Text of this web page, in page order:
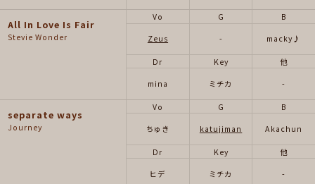
All In Love Is Fair
Stevie Wonder
Vo
Zeus
G
-
B
macky♪
Dr
mina
Key
ミチカ
他
-
separate ways
Journey
Vo
ちゅき
G
katujiman
B
Akachun
Dr
ヒデ
Key
ミチカ
他
-